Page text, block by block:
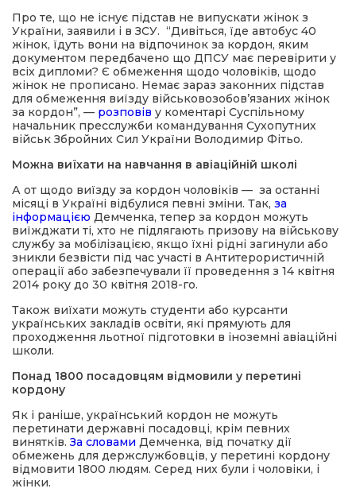
Про те, що не існує підстав не випускати жінок з
України, заявили і в ЗСУ. “Дивіться, їде автобус 40
жінок, їдуть вони на відпочинок за кордон, яким
документом передбачено що ДПСУ має перевірити у
всіх дипломи? Є обмеження щодо чоловіків, щодо
жінок не прописано. Немає зараз законних підстав
для обмеження виїзду військовозобов’язаних жінок
за кордон”, — розповів у коментарі Суспільному
начальник пресслужби командування Сухопутних
військ Збройних Сил України Володимир Фітьо.
Можна виїхати на навчання в авіаційній школі
А от щодо виїзду за кордон чоловіків — за останні
місяці в Україні відбулися певні зміни. Так, за
інформацією Демченка, тепер за кордон можуть
виїжджати ті, хто не підлягають призову на військову
службу за мобілізацією, якщо їхні рідні загинули або
зникли безвісти під час участі в Антитерористичній
операції або забезпечували її проведення з 14 квітня
2014 року до 30 квітня 2018-го.
Також виїхати можуть студенти або курсанти
українських закладів освіти, які прямують для
проходження льотної підготовки в іноземні авіаційні
школи.
Понад 1800 посадовцям відмовили у перетині
кордону
Як і раніше, український кордон не можуть
перетинати державні посадовці, крім певних
винятків.За словами Демченка, від початку дії
обмежень для держслужбовців, у перетині кордону
відмовити 1800 людям. Серед них були і чоловіки, і
жінки.